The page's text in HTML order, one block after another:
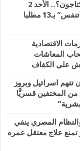
ميناء دمياط ومن المستفيد؟ إسرائيل أم إيران؟ وأين الأوكتاجون؟.. الأحد 2
أغسطس 2026م.. 8 منظمات حقوقية تختتم حملة “عايز أتنفس” بـ13 مطلبا
الاقتصادية
قاسية لأصحاب المعاشات
اسرائيل وبروز
31 يوليو 2026.. نقل عدد من المختفين قسريًّا
بشرية”
المصري ينفي
إدارة سجن بدر تمنع علاج معتقل عمره